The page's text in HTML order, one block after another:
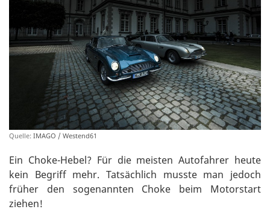
Quelle: IMAGO / Westend61
Ein Choke-Hebel? Für die meisten Autofahrer heute
kein Begriff mehr. Tatsächlich musste man jedoch
früher den sogenannten Choke beim Motorstart
ziehen!